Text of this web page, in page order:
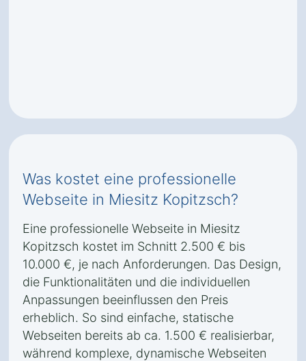
Was kostet eine professionelle
Webseite in Miesitz Kopitzsch?
Eine professionelle Webseite in Miesitz
Kopitzsch kostet im Schnitt 2.500 € bis
10.000 €, je nach Anforderungen. Das Design,
die Funktionalitäten und die individuellen
Anpassungen beeinflussen den Preis
erheblich. So sind einfache, statische
Webseiten bereits ab ca. 1.500 € realisierbar,
während komplexe, dynamische Webseiten